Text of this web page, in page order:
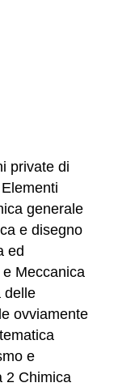
private di
generale
e disegno
ed
Meccanica
delle
ovviamente
e
2 Chimica